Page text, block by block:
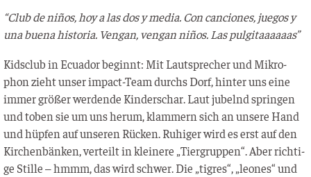
“Club de niños, hoy a las dos y media. Con can­cio­nes, jue­gos y
una bue­na his­to­ria. Ven­gan, ven­gan niños. Las pulgitaaaaaas”
Kids­club in Ecua­dor beginnt: Mit Laut­spre­cher und Mikro­
phon zieht unser impact-Team durchs Dorf, hin­ter uns eine
immer grö­ßer wer­den­de Kin­der­schar. Laut jubelnd sprin­gen
und toben sie um uns her­um, klam­mern sich an unse­re Hand
und hüp­fen auf unse­ren Rücken. Ruhi­ger wird es erst auf den
Kir­chen­bän­ken, ver­teilt in klei­ne­re „Tier­grup­pen“. Aber rich­ti­
ge Stil­le – hmmm, das wird schwer. Die „tig­res“, „leo­nes“ und